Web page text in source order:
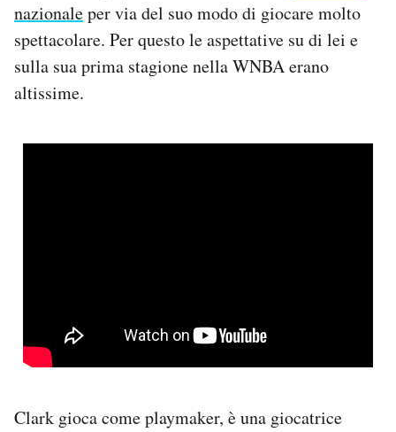
nazionaleper via del suo modo di giocare molto
spettacolare. Per questo le aspettative su di lei e
sulla sua prima stagione nella WNBA erano
altissime.
Clark gioca come playmaker, è una giocatrice